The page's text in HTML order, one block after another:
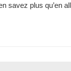
savez plus qu’en